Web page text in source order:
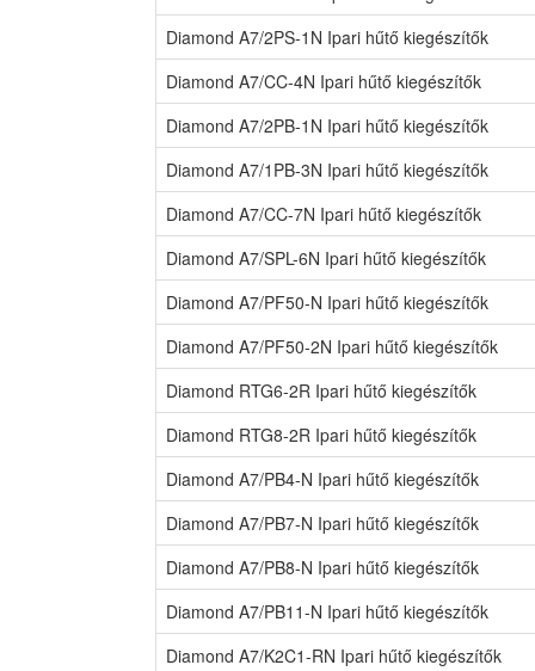
Diamond A7/2PS-1N Ipari hűtő kiegészítők
Diamond A7/CC-4N Ipari hűtő kiegészítők
Diamond A7/2PB-1N Ipari hűtő kiegészítők
Diamond A7/1PB-3N Ipari hűtő kiegészítők
Diamond A7/CC-7N Ipari hűtő kiegészítők
Diamond A7/SPL-6N Ipari hűtő kiegészítők
Diamond A7/PF50-N Ipari hűtő kiegészítők
Diamond A7/PF50-2N Ipari hűtő kiegészítők
Diamond RTG6-2R Ipari hűtő kiegészítők
Diamond RTG8-2R Ipari hűtő kiegészítők
Diamond A7/PB4-N Ipari hűtő kiegészítők
Diamond A7/PB7-N Ipari hűtő kiegészítők
Diamond A7/PB8-N Ipari hűtő kiegészítők
Diamond A7/PB11-N Ipari hűtő kiegészítők
Diamond A7/K2C1-RN Ipari hűtő kiegészítők